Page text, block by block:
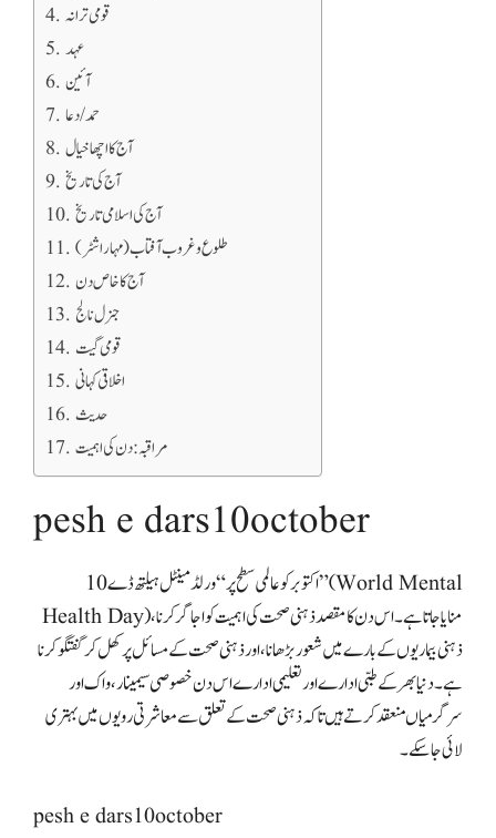
قومی ترانہ
عہد
آئین
حمد/دعا
آج کا اچھا خیال
آج کی تاریخ
آج کی اسلامی تاریخ
طلوع و غروب آفتاب (مہاراشٹر)
آج کا خاص دن
جنرل نالج
قومی گیت
اخلاقی کہانی
حدیث
مراقبہ: دن کی اہمیت
pesh e dars10october
10 اکتوبر کو عالمی سطح پر “ورلڈ مینٹل ہیلتھ ڈے” (World Mental
Health Day) منایا جاتا ہے۔ اس دن کا مقصد ذہنی صحت کی اہمیت کو اجاگر کرنا،
ذہنی بیماریوں کے بارے میں شعور بڑھانا، اور ذہنی صحت کے مسائل پر کھل کر گفتگو کرنا
ہے۔ دنیا بھر کے طبی ادارے اور تعلیمی ادارے اس دن خصوصی سیمینار، واک اور
سرگرمیاں منعقد کرتے ہیں تاکہ ذہنی صحت کے تعلق سے معاشرتی رویوں میں بہتری
لائی جا سکے۔
pesh e dars10october